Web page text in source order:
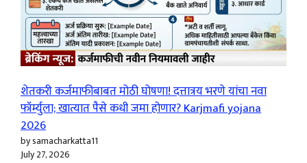
शेतकरी कर्जमाफीबाबत मोठी घोषणा! दत्तात्रय भरणे यांचा नवा
फॉर्म्युला; खात्यात पैसे कधी जमा होणार? Karjmafi yojana
2026
by samacharkatta11
July 27, 2026